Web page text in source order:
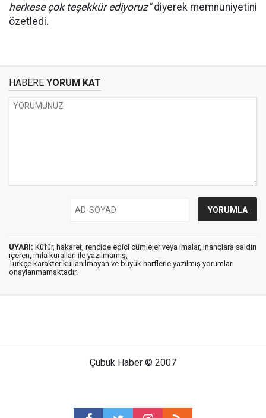
herkese çok teşekkür ediyoruz"diyerek memnuniyetini
özetledi.
HABERE YORUM KAT
UYARI: Küfür, hakaret, rencide edici cümleler veya imalar, inançlara saldırı
içeren, imla kuralları ile yazılmamış,
Türkçe karakter kullanılmayan ve büyük harflerle yazılmış yorumlar
onaylanmamaktadır.
Çubuk Haber © 2007